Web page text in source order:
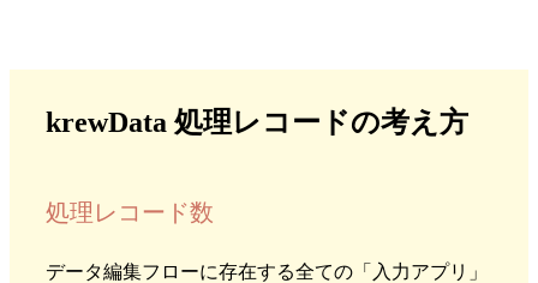
krewData 処理レコードの考え方
処理レコード数
データ編集フローに存在する全ての「入力アプリ」